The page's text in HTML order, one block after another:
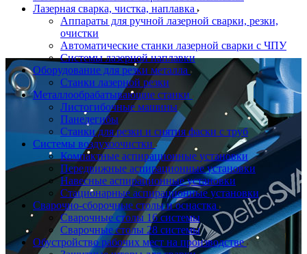
Лазерная сварка, чистка, наплавка
Аппараты для ручной лазерной сварки, резки,
очистки
Автоматические станки лазерной сварки с ЧПУ
Системы лазерной наплавки
Оборудование для резки металла
Станки лазерной резки
Металлообрабатывающие станки
Листогибочные машины
Панелегибы
Станки для резки и снятия фаски с труб
Системы воздухоочистки
Компактные аспирационные установки
Передвижные аспирационные установки
Навесные аспирационные установки
Стационарные аспирационные установки
Сварочно-сборочные столы и оснастка
Сварочные столы 16 системы
Сварочные столы 28 системы
Обустройство рабочих мест на производстве